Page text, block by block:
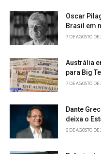
Oscar
Brasil em
7 DE AGOSTO DE
Austrália
para Big
7 DE AGOSTO DE
Dante
deixa o
6 DE AGOSTO DE